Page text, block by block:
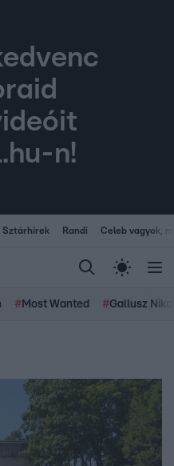
n!
Sztárhírek Randi Celeb vagyok,
# Most Wanted #Gallusz